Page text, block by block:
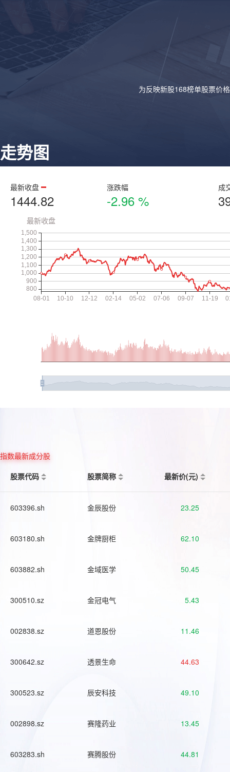
为反映新股168榜单股票价
走势图
最新收盘
1444.82
涨跌幅
-2.96 %
成
指数最新成分股
股票代码
股票简称 最新价(元)
603396.sh 金辰股份 23.25
603180.sh 金牌厨柜 62.10
603882.sh 金域医学 50.45
300510.sz 金冠电气 5.43
002838.sz 道恩股份 11.46
300642.sz 透景生命 44.63
300523.sz 辰安科技 49.10
002898.sz 赛隆药业 13.45
603283.sh 赛腾股份 44.81